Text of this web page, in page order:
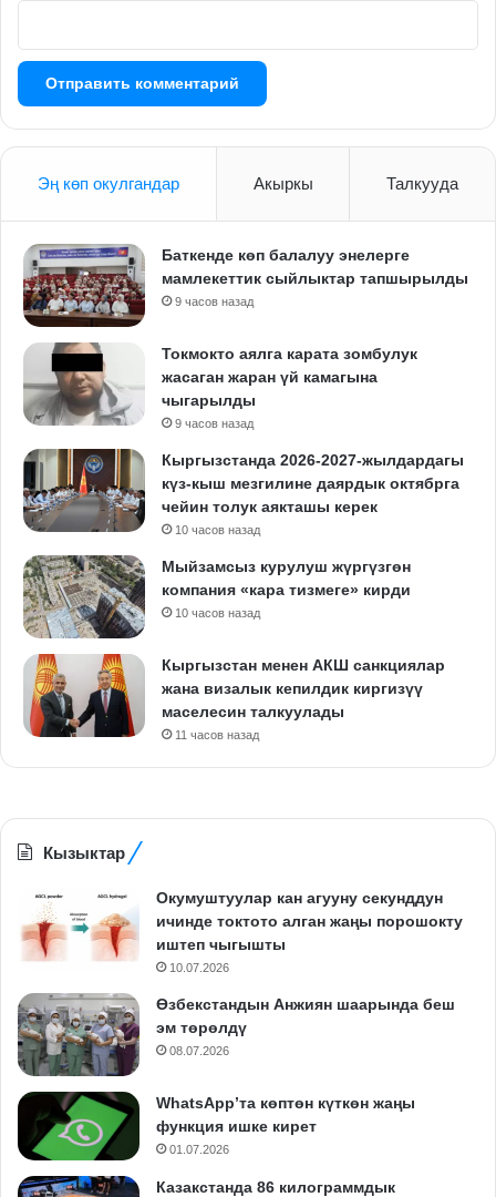
Эң көп окулгандар Акыркы Талкууда
Баткенде көп балалуу энелерге
мамлекеттик сыйлыктар тапшырылды
9 часов назад
Токмокто аялга карата зомбулук
жасаган жаран үй камагына
чыгарылды
9 часов назад
Кыргызстанда 2026-2027-жылдардагы
күз-кыш мезгилине даярдык октябрга
чейин толук аякташы керек
10 часов назад
Мыйзамсыз курулуш жүргүзгөн
компания «кара тизмеге» кирди
10 часов назад
Кыргызстан менен АКШ санкциялар
жана визалык кепилдик киргизүү
маселесин талкуулады
11 часов назад
Кызыктар
Окумуштуулар кан агууну секунддун
ичинде токтото алган жаңы порошокту
иштеп чыгышты
10.07.2026
Өзбекстандын Анжиян шаарында беш
эм төрөлдү
08.07.2026
WhatsApp’та көптөн күткөн жаңы
функция ишке кирет
01.07.2026
Казакстанда 86 килограммдык